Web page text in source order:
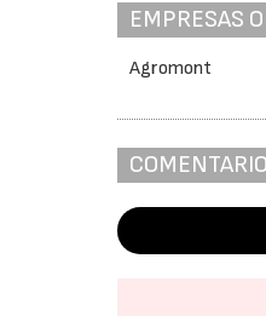
EMPRESAS
Agromont